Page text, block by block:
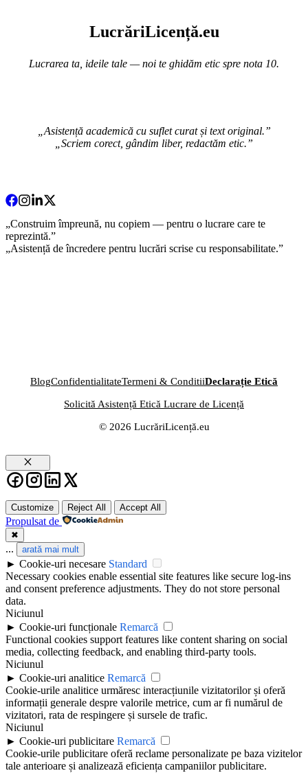
LucrăriLicență.eu
Lucrarea ta, ideile tale — noi te ghidăm etic spre nota 10.
„Asistență academică cu suflet curat și text original.”
„Scriem corect, gândim liber, redactăm etic.”
„Construim împreună, nu copiem — pentru o lucrare care te
reprezintă.”
„Asistență de încredere pentru lucrări scrise cu responsabilitate.”
© 2026 LucrăriLicență.eu
BlogConfidentialitateTermeni & ConditiiDeclarație Etică
Solicită Asistență Etică Lucrare de Licență
Close
Customize Reject All Accept All
Propulsat de
✖
... arată mai mult
► Cookie-uri necesare Standard
Necessary cookies enable essential site features like secure log-ins
and consent preference adjustments. They do not store personal
data.
Niciunul
► Cookie-uri funcționale Remarcă
Functional cookies support features like content sharing on social
media, collecting feedback, and enabling third-party tools.
Niciunul
► Cookie-uri analitice Remarcă
Cookie-urile analitice urmăresc interacțiunile vizitatorilor și oferă
informații generale despre valorile metrice, cum ar fi numărul de
vizitatori, rata de respingere și sursele de trafic.
Niciunul
► Cookie-uri publicitare Remarcă
Cookie-urile publicitare oferă reclame personalizate pe baza vizitelor
tale anterioare și analizează eficiența campaniilor publicitare.